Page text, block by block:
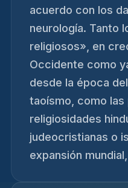
acuerdo con los
neurología. Tanto
religiosos», en
Occidente como
desde la época
taoísmo, como
religiosidades
judeocristianas o
expansión